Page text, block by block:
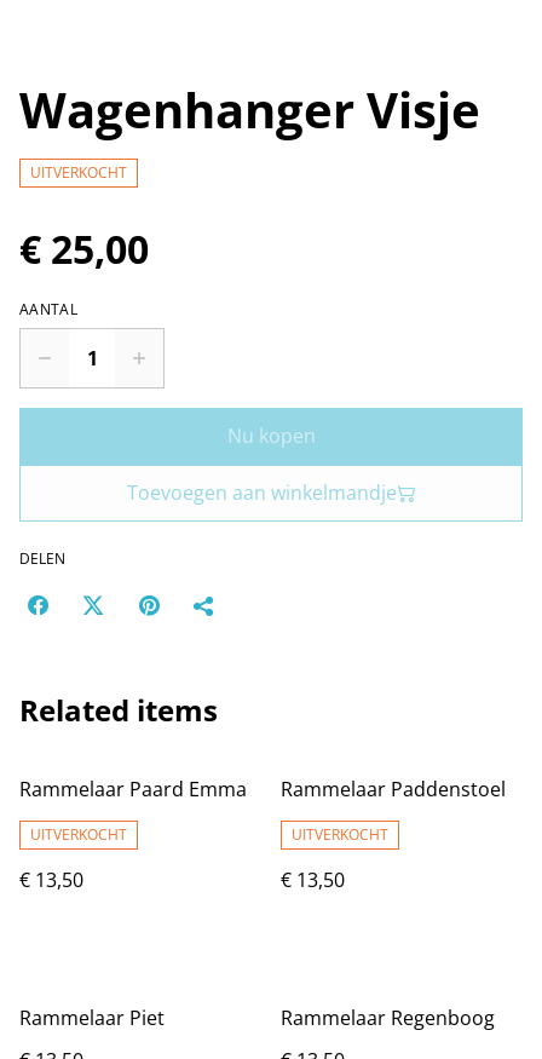
Wagenhanger Visje
UITVERKOCHT
€ 25,00
AANTAL
Nu kopen
Toevoegen aan winkelmandje
DELEN
Related items
Rammelaar Paard Emma
UITVERKOCHT
€ 13,50
Rammelaar Paddenstoel
UITVERKOCHT
€ 13,50
Rammelaar Piet
Rammelaar Regenboog